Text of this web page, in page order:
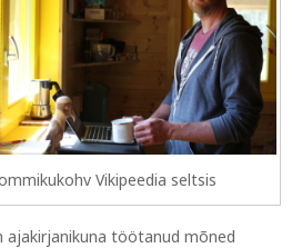
Vikipeedia seltsis
töötanud mõned